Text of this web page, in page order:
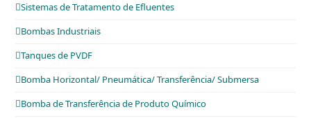
Sistemas de Tratamento de Efluentes
Bombas Industriais
Tanques de PVDF
Bomba Horizontal/ Pneumática/ Transferência/ Submersa
Bomba de Transferência de Produto Químico